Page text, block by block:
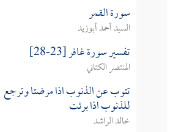
سورة القمر
السيد أحمد أبوزيد
تفسير سورة غافر [23-28]
المنتصر الكتاني
تتوب عن الذنوب اذا مرضتا وترجع
للذنوب اذا برئت
خالد الراشد